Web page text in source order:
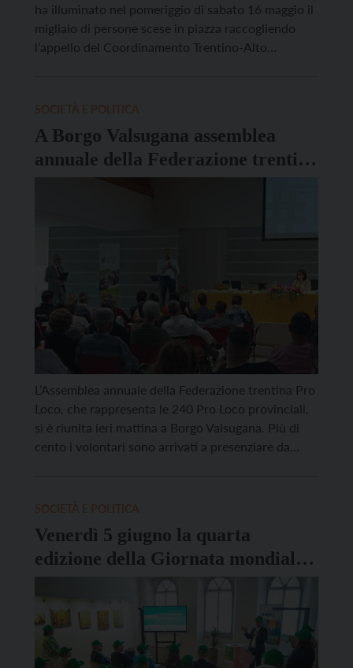
ha illuminato nel pomeriggio di sabato 16 maggio il
migliaio di persone scese in piazza raccogliendo
l’appello del Coordinamento Trentino-Alto
A Borgo Valsugana assemblea
annuale della Federazione trentina
Pro Loco
L’Assemblea annuale della Federazione trentina Pro
Loco, che rappresenta le 240 Pro Loco provinciali,
si è riunita ieri mattina a Borgo Valsugana. Più di
cento i volontari sono arrivati a presenziare da
Venerdì 5 giugno la quarta
edizione della Giornata mondiale